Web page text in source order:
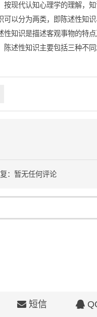
现代认知心理学的理解，知
可以分为两类，即陈述性知
知识是描述客观事物的特
陈述性知识主要包括三种不
：暂无任何评论
短信